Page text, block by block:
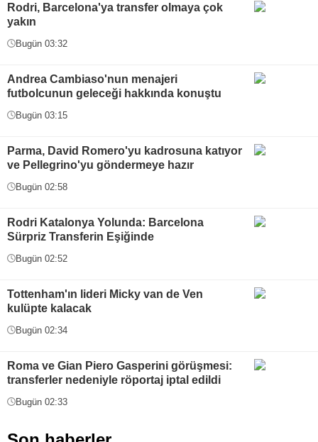
Rodri, Barcelona'ya transfer olmaya çok
yakın
Bugün 03:32
Andrea Cambiaso'nun menajeri
futbolcunun geleceği hakkında konuştu
Bugün 03:15
Parma, David Romero'yu kadrosuna katıyor
ve Pellegrino'yu göndermeye hazır
Bugün 02:58
Rodri Katalonya Yolunda: Barcelona
Sürpriz Transferin Eşiğinde
Bugün 02:52
Tottenham'ın lideri Micky van de Ven
kulüpte kalacak
Bugün 02:34
Roma ve Gian Piero Gasperini görüşmesi:
transferler nedeniyle röportaj iptal edildi
Bugün 02:33